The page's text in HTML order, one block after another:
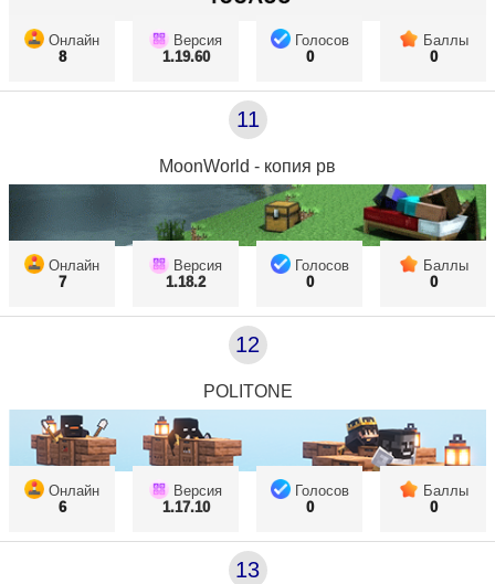
Онлайн
8
Версия
1.19.60
Голосов
0
Баллы
0
11
MoonWorld - копия рв
Онлайн
7
Версия
1.18.2
Голосов
0
Баллы
0
12
POLITONE
Онлайн
6
Версия
1.17.10
Голосов
0
Баллы
0
13